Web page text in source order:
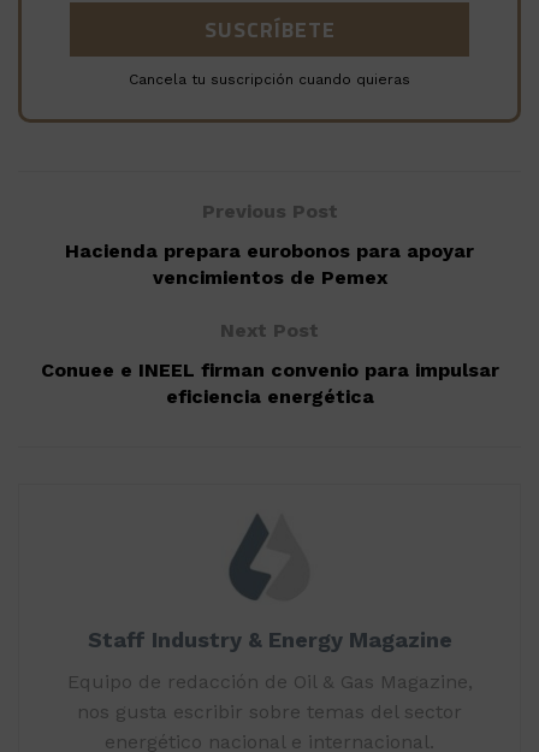
Cancela tu suscripción cuando quieras
Previous Post
Hacienda prepara eurobonos para apoyar
vencimientos de Pemex
Next Post
Conuee e INEEL firman convenio para impulsar
eficiencia energética
Staff Industry & Energy Magazine
Equipo de redacción de Oil & Gas Magazine,
nos gusta escribir sobre temas del sector
energético nacional e internacional.